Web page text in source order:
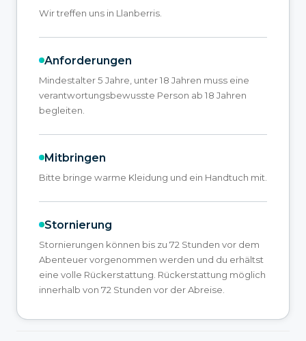
Wir treffen uns in Llanberris.
Anforderungen
Mindestalter 5 Jahre, unter 18 Jahren muss eine
verantwortungsbewusste Person ab 18 Jahren
begleiten.
Mitbringen
Bitte bringe warme Kleidung und ein Handtuch mit.
Stornierung
Stornierungen können bis zu 72 Stunden vor dem
Abenteuer vorgenommen werden und du erhältst
eine volle Rückerstattung. Rückerstattung möglich
innerhalb von 72 Stunden vor der Abreise.